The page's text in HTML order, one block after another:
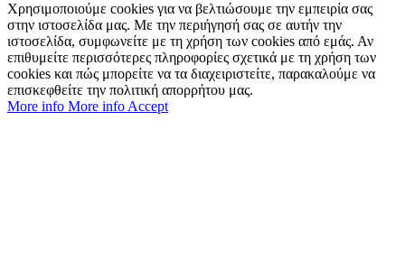
Χρησιμοποιούμε cookies για να βελτιώσουμε την εμπειρία σας
στην ιστοσελίδα μας. Με την περιήγησή σας σε αυτήν την
ιστοσελίδα, συμφωνείτε με τη χρήση των cookies από εμάς. Αν
επιθυμείτε περισσότερες πληροφορίες σχετικά με τη χρήση των
cookies και πώς μπορείτε να τα διαχειριστείτε, παρακαλούμε να
επισκεφθείτε την πολιτική απορρήτου μας.
More info More info Accept